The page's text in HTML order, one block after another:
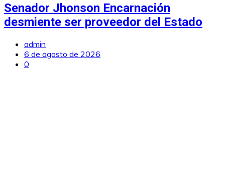
Senador Jhonson Encarnación
desmiente ser proveedor del Estado
admin
6 de agosto de 2026
0